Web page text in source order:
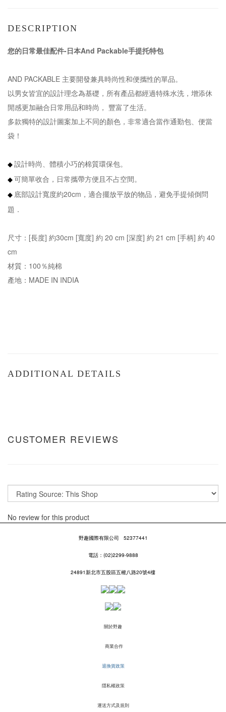
DESCRIPTION
您的日常最佳配件-日本And Packable手提托特包
AND PACKABLE 主要開發兼具時尚性和便攜性的單品。
以男女皆宜的設計理念為基礎，所有產品都經過特殊水洗，增添休
閒感更加融合日常用品和時尚， 豐富了生活。
多款獨特的設計圖案加上不同的顏色，非常適合當作通勤包、便當
袋！
◆ 設計時尚、體積小巧的棉質環保包。
◆ 可簡單收合，日常攜帶方便且不占空間。
◆ 底部設計寬度約20cm，適合擺放平放的物品，避免手提傾倒問
題．
尺寸：[長度] 約30cm [寬度] 約 20 cm [深度] 約 21 cm [手柄] 約 40
cm
材質：100％純棉
產地：MADE IN INDIA
ADDITIONAL DETAILS
CUSTOMER REVIEWS
No review for this product
野趣國際有限公司 52377441
電話：(02)2299-9888
24891新北市五股區五權八路20號4樓
關於野趣
商業合作
退換貨政策
隱私權政策
運送方式及規則